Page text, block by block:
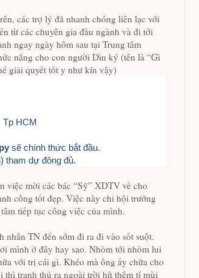
các trợ lý đã nhanh chóng liên lạc với
từ các chuyên gia đầu ngành và đi tới
ngay ngày hôm sau tại Trung tâm
năng cho con người Dìn ký (tên là “Gì
giải quyết tốt y như kín vậy)
Tp HCM
sẽ chính thức bắt đầu.
) tham dự đông đủ.
việc mời các bác “Sỹ” XDTV về cho
công tốt đẹp. Việc này chi hội trưởng
tiếp tục công việc của mình.
TN đến sớm đi ra đi vào sốt suột.
mình ở đây hay sao. Nhòm tới nhòm lui
với trị cái gì. Khéo mà ông ấy chữa cho
thì tranh thủ ra ngoài trời hít thêm tí mùi